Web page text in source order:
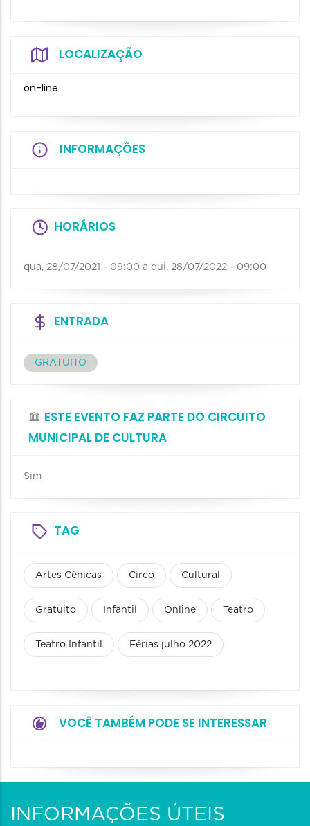
LOCALIZAÇÃO
on-line
INFORMAÇÕES
HORÁRIOS
qua, 28/07/2021 - 09:00 a qui, 28/07/2022 - 09:00
ENTRADA
GRATUITO
ESTE EVENTO FAZ PARTE DO CIRCUITO
MUNICIPAL DE CULTURA
Sim
TAG
Artes Cênicas Circo Cultural
Gratuito Infantil Online Teatro
Teatro Infantil Férias julho 2022
VOCÊ TAMBÉM PODE SE INTERESSAR
INFORMAÇÕES ÚTEIS